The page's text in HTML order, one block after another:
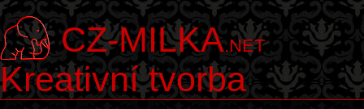
CZ-MILKA.NET
Kreativní tvorba